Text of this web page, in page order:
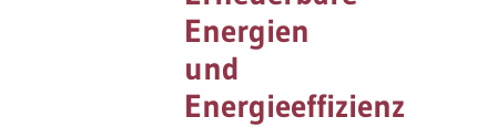
Energien
und
Energieeffizienz